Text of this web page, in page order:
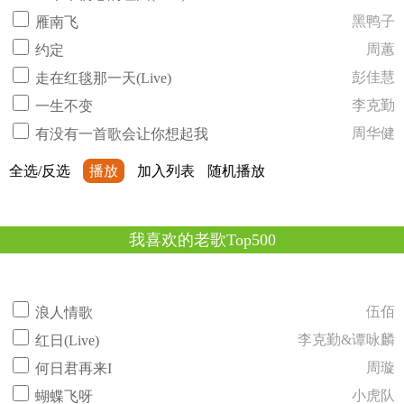
雁南飞
黑鸭子
约定
周蕙
走在红毯那一天(Live)
彭佳慧
一生不变
李克勤
有没有一首歌会让你想起我
周华健
全选/反选 播放 加入列表 随机播放
我喜欢的老歌Top500
浪人情歌
伍佰
红日(Live)
李克勤&谭咏麟
何日君再来I
周璇
蝴蝶飞呀
小虎队